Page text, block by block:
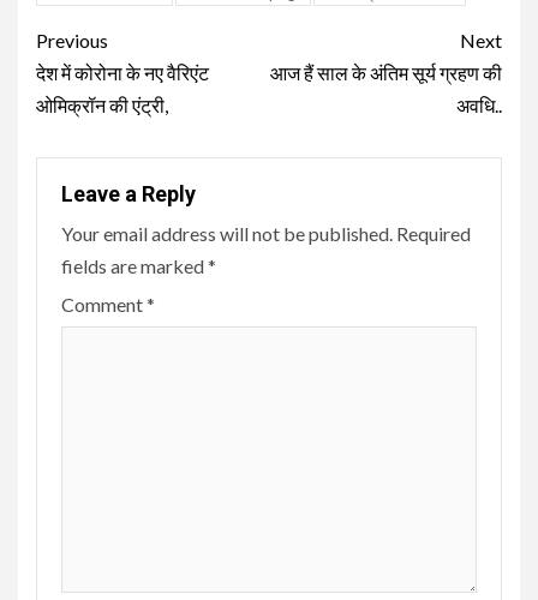
Continue
Reading
Previous
देश में कोरोना के नए वैरिएंट
ओमिक्रॉन की एंट्री,
Next
आज हैं साल के अंतिम सूर्य ग्रहण की
अवधि..
Leave a Reply
Your email address will not be published. Required
fields are marked*
Comment*